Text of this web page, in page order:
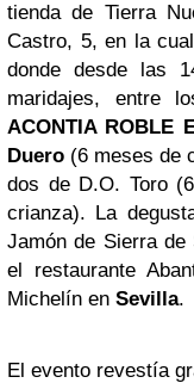
tienda de Tierra
Castro, 5, en la
donde desde las
maridajes, entre
ACONTIA ROBLE
Duero (6 meses de
dos de D.O. Toro
crianza). La
Jamón de Sierra
el restaurante
Michelín en Sevilla.
El evento revestía